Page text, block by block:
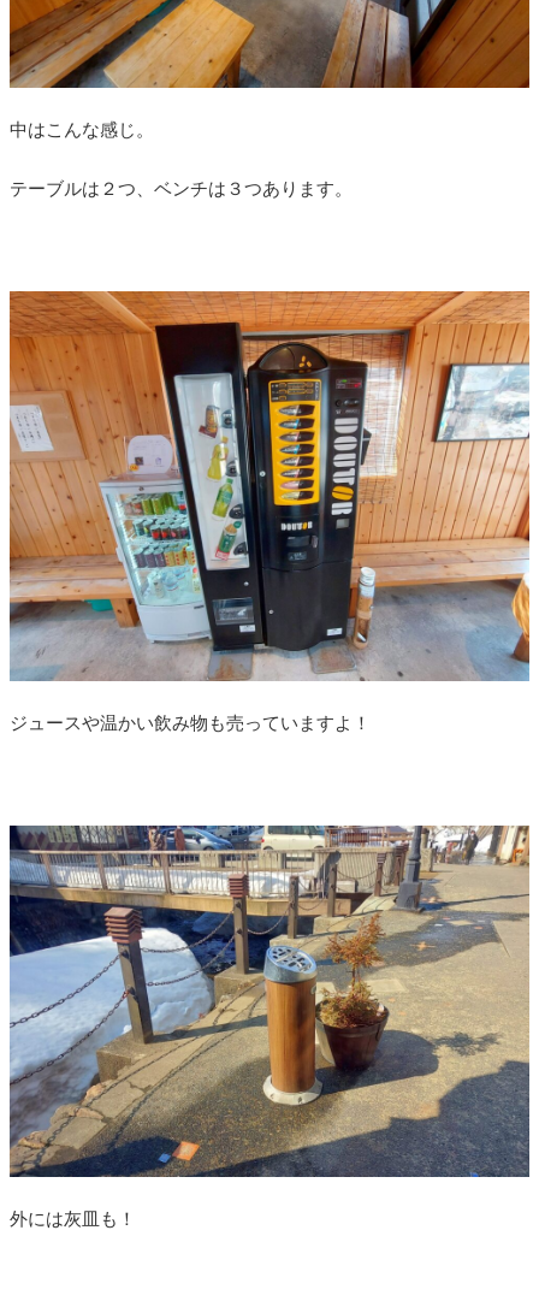
中はこんな感じ。
テーブルは２つ、ベンチは３つあります。
ジュースや温かい飲み物も売っていますよ！
外には灰皿も！